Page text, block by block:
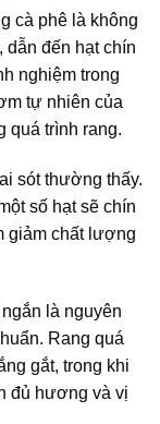
cà phê là không
dẫn đến hạt chín
nghiệm trong
tự nhiên của
quá trình rang.
sót thường thấy.
số hạt sẽ chín
giảm chất lượng
là nguyên
Rang quá
gắt, trong khi
đủ hương và vị